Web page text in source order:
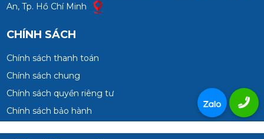
An, Tp. Hồ Chí Minh
CHÍNH SÁCH
Chính sách thanh toán
Chính sách chung
Chính sách quyền riêng tư
Chính sách bảo hành